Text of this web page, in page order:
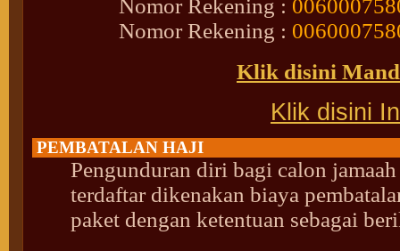
Nomor Rekening :
Nomor Rekening :
Klik disini
Klik disini
PEMBATALAN HAJI
Pengunduran diri bagi calon
terdaftar dikenakan biaya
paket dengan ketentuan sebagai